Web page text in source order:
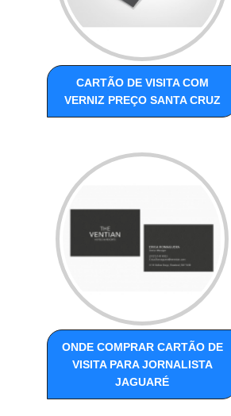
CARTÃO DE VISITA COM
VERNIZ PREÇO SANTA CRUZ
ONDE COMPRAR CARTÃO DE
VISITA PARA JORNALISTA
JAGUARÉ